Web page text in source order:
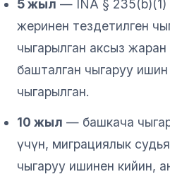
5 жыл — INA § 235(b)(1)
жеринен тездетилген
чыгарылган аксыз
башталган чыгаруу ишин
чыгарылган.
10 жыл — башкача
үчүн, миграциялык
чыгаруу ишинен кийин,